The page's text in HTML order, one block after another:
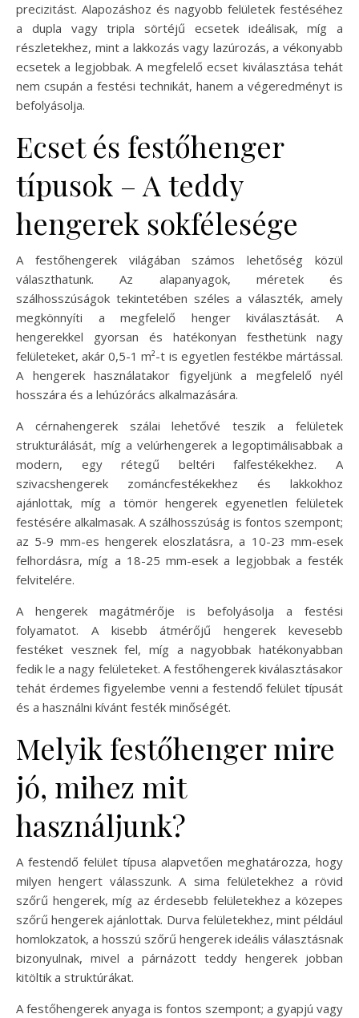
precizitást. Alapozáshoz és nagyobb felületek festéséhez
a dupla vagy tripla sörtéjű ecsetek ideálisak, míg a
részletekhez, mint a lakkozás vagy lazúrozás, a vékonyabb
ecsetek a legjobbak. A megfelelő ecset kiválasztása tehát
nem csupán a festési technikát, hanem a végeredményt is
befolyásolja.
Ecset és festőhenger
típusok – A teddy
hengerek sokfélesége
A festőhengerek világában számos lehetőség közül
választhatunk. Az alapanyagok, méretek és
szálhosszúságok tekintetében széles a választék, amely
megkönnyíti a megfelelő henger kiválasztását. A
hengerekkel gyorsan és hatékonyan festhetünk nagy
felületeket, akár 0,5-1 m²-t is egyetlen festékbe mártással.
A hengerek használatakor figyeljünk a megfelelő nyél
hosszára és a lehúzórács alkalmazására.
A cérnahengerek szálai lehetővé teszik a felületek
strukturálását, míg a velúrhengerek a legoptimálisabbak a
modern, egy rétegű beltéri falfestékekhez. A
szivacshengerek zománcfestékekhez és lakkokhoz
ajánlottak, míg a tömör hengerek egyenetlen felületek
festésére alkalmasak. A szálhosszúság is fontos szempont;
az 5-9 mm-es hengerek eloszlatásra, a 10-23 mm-esek
felhordásra, míg a 18-25 mm-esek a legjobbak a festék
felvitelére.
A hengerek magátmérője is befolyásolja a festési
folyamatot. A kisebb átmérőjű hengerek kevesebb
festéket vesznek fel, míg a nagyobbak hatékonyabban
fedik le a nagy felületeket. A festőhengerek kiválasztásakor
tehát érdemes figyelembe venni a festendő felület típusát
és a használni kívánt festék minőségét.
Melyik festőhenger mire
jó, mihez mit
használjunk?
A festendő felület típusa alapvetően meghatározza, hogy
milyen hengert válasszunk. A sima felületekhez a rövid
szőrű hengerek, míg az érdesebb felületekhez a közepes
szőrű hengerek ajánlottak. Durva felületekhez, mint például
homlokzatok, a hosszú szőrű hengerek ideális választásnak
bizonyulnak, mivel a párnázott teddy hengerek jobban
kitöltik a struktúrákat.
A festőhengerek anyaga is fontos szempont; a gyapjú vagy